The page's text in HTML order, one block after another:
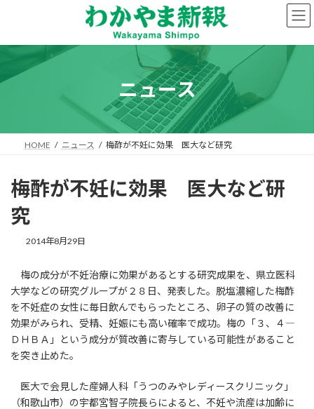
ン
へ
プ
ー
ョ
動
ニュース
HOME ニュース 梅酢が不妊に効果 医大など研究
梅酢が不妊に効果 医大など研
究
2014年8月29日
梅の成分が不妊治療に効果があるとする研究成果を、県立医科
大学などの研究グループが２８日、発表した。脱塩濃縮した梅酢
を不妊症の女性に毎日飲んでもらったところ、卵子の質の改善に
効果がみられ、受精、妊娠にも高い確率で成功。梅の「３、４―
ＤＨＢＡ」という成分が質改善に寄与している可能性があること
を突き止めた。
医大で会見した産婦人科「うつのみやレディースクリニック」
（和歌山市）の宇都宮智子院長らによると、不妊や流産は加齢に